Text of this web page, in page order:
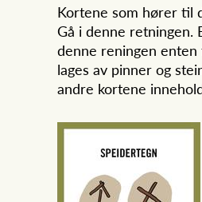
Kortene som hører til
Gå i denne retningen.
denne reningen enten
lages av pinner og
andre kortene